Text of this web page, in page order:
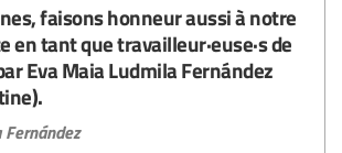
faisons honneur aussi à notre
en tant que travailleur·euse·s de
Eva Maia Ludmila Fernández